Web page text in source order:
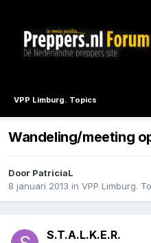
VPP Limburg. Topics
Wandeling/meeting
Door PatriciaL
8 januari 2013 in VPP Limburg.
S.T.A.L.K.E.R.